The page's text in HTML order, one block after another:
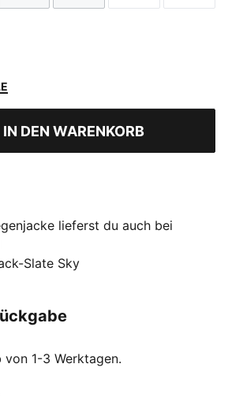
IN DEN WARENKORB
lieferst du auch bei
bestes Spiel. Diese
Fit hält dich beim
trocken, ohne die Bewegung
Technologie mit
Ausrüstung, die dich während des
Slate Sky
1-3 Werktagen.